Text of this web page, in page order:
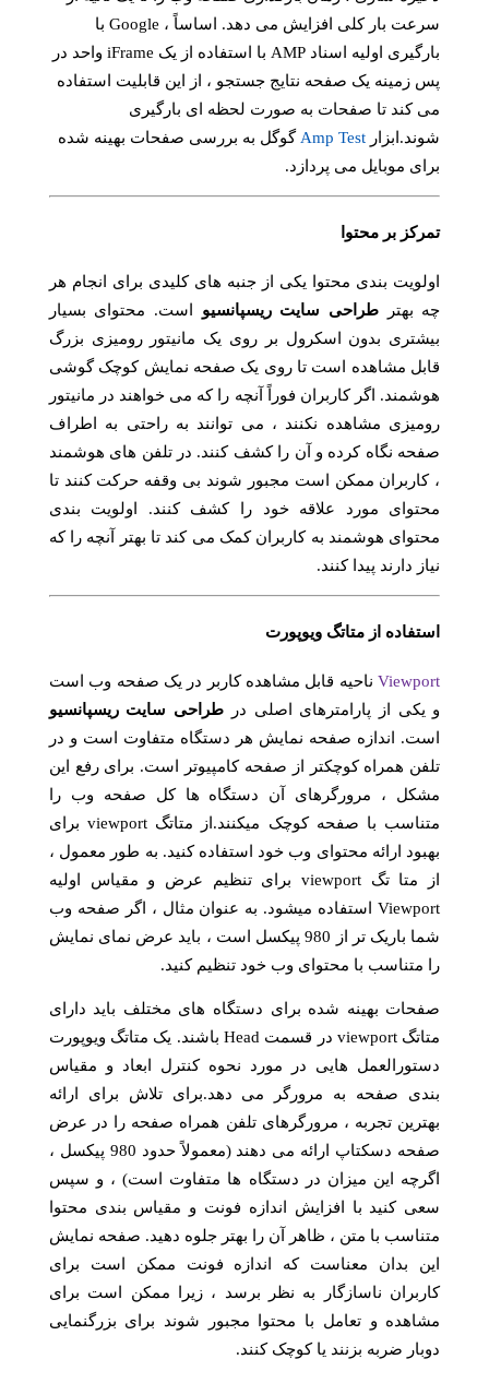
سرعت بار کلی افزایش می دهد. اساساً ، Google با
بارگیری اولیه اسناد AMP با استفاده از یک iFrame واحد در
پس زمینه یک صفحه نتایج جستجو ، از این قابلیت استفاده
می کند تا صفحات به صورت لحظه ای بارگیری
شوند.ابزار Amp Test گوگل به بررسی صفحات بهینه شده
برای موبایل می پردازد.
تمرکز بر محتوا
اولویت بندی محتوا یکی از جنبه های کلیدی برای انجام هر
چه بهترطراحی سایت ریسپانسیو است. محتوای بسیار
بیشتری بدون اسکرول بر روی یک مانیتور رومیزی بزرگ
قابل مشاهده است تا روی یک صفحه نمایش کوچک گوشی
هوشمند. اگر کاربران فوراً آنچه را که می خواهند در مانیتور
رومیزی مشاهده نکنند ، می توانند به راحتی به اطراف
صفحه نگاه کرده و آن را کشف کنند. در تلفن های هوشمند
، کاربران ممکن است مجبور شوند بی وقفه حرکت کنند تا
محتوای مورد علاقه خود را کشف کنند. اولویت بندی
محتوای هوشمند به کاربران کمک می کند تا بهتر آنچه را که
نیاز دارند پیدا کنند.
استفاده از متاتگ ویوپورت
Viewportناحیه قابل مشاهده کاربر در یک صفحه وب است
و یکی از پارامترهای اصلی در طراحی سایت ریسپانسیو
است. اندازه صفحه نمایش هر دستگاه متفاوت است و در
تلفن همراه کوچکتر از صفحه کامپیوتر است. برای رفع این
مشکل ، مرورگرهای آن دستگاه ها کل صفحه وب را
متناسب با صفحه کوچک میکنند.از متاتگ viewport برای
بهبود ارائه محتوای وب خود استفاده کنید. به طور معمول ،
از متا تگ viewport برای تنظیم عرض و مقیاس اولیه
Viewport استفاده میشود. به عنوان مثال ، اگر صفحه وب
شما باریک تر از 980 پیکسل است ، باید عرض نمای نمایش
را متناسب با محتوای وب خود تنظیم کنید.
صفحات بهینه شده برای دستگاه های مختلف باید دارای
متاتگ viewport در قسمت Head باشند. یک متاتگ ویوپورت
دستورالعمل هایی در مورد نحوه کنترل ابعاد و مقیاس
بندی صفحه به مرورگر می دهد.برای تلاش برای ارائه
بهترین تجربه ، مرورگرهای تلفن همراه صفحه را در عرض
صفحه دسکتاپ ارائه می دهند (معمولاً حدود 980 پیکسل ،
اگرچه این میزان در دستگاه ها متفاوت است) ، و سپس
سعی کنید با افزایش اندازه فونت و مقیاس بندی محتوا
متناسب با متن ، ظاهر آن را بهتر جلوه دهید. صفحه نمایش
این بدان معناست که اندازه فونت ممکن است برای
کاربران ناسازگار به نظر برسد ، زیرا ممکن است برای
مشاهده و تعامل با محتوا مجبور شوند برای بزرگنمایی
دوبار ضربه بزنند یا کوچک کنند.